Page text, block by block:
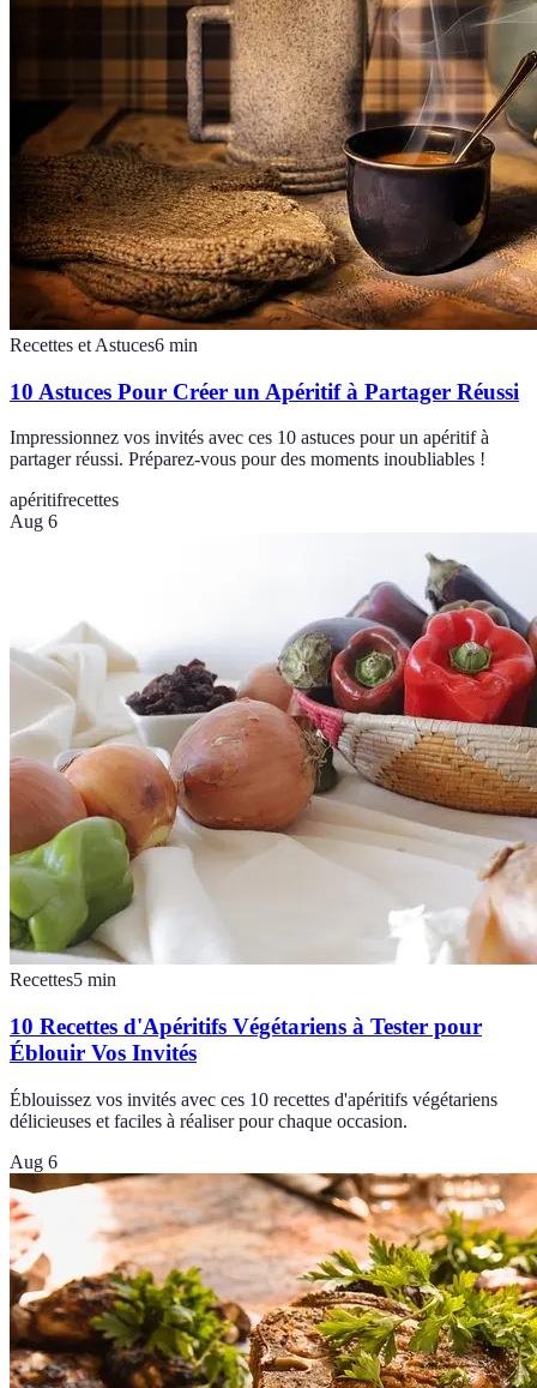
Recettes et Astuces6 min
10 Astuces Pour Créer un Apéritif à Partager Réussi
Impressionnez vos invités avec ces 10 astuces pour un apéritif à
partager réussi. Préparez-vous pour des moments inoubliables !
apéritifrecettes
Aug 6
Recettes5 min
10 Recettes d'Apéritifs Végétariens à Tester pour
Éblouir Vos Invités
Éblouissez vos invités avec ces 10 recettes d'apéritifs végétariens
délicieuses et faciles à réaliser pour chaque occasion.
Aug 6